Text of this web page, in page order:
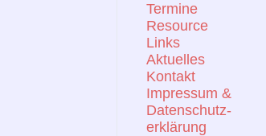
Termine
Resource
Links
Aktuelles
Kontakt
Impressum &
Datenschutz-
erklärung